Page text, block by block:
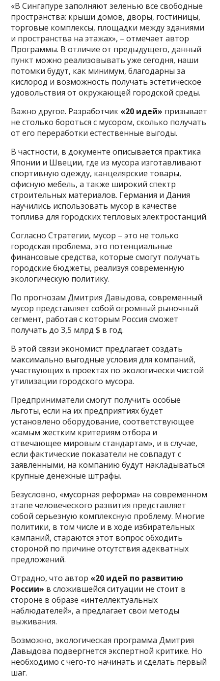
«В Сингапуре заполняют зеленью все свободные
пространства: крыши домов, дворы, гостиницы,
торговые комплексы, площадки между зданиями
и пространства на этажах», – отмечает автор
Программы. В отличие от предыдущего, данный
пункт можно реализовывать уже сегодня, наши
потомки будут, как минимум, благодарны за
кислород и возможность получать эстетическое
удовольствия от окружающей городской среды.
Важно другое. Разработчик «20 идей» призывает
не столько бороться с мусором, сколько получать
от его переработки естественные выгоды.
В частности, в документе описывается практика
Японии и Швеции, где из мусора изготавливают
спортивную одежду, канцелярские товары,
офисную мебель, а также широкий спектр
строительных материалов. Германия и Дания
научились использовать мусор в качестве
топлива для городских тепловых электростанций.
Согласно Стратегии, мусор – это не только
городская проблема, это потенциальные
финансовые средства, которые смогут получать
городские бюджеты, реализуя современную
экологическую политику.
По прогнозам Дмитрия Давыдова, современный
мусор представляет собой огромный рыночный
сегмент, работая с которым Россия сможет
получать до 3,5 млрд $ в год.
В этой связи экономист предлагает создать
максимально выгодные условия для компаний,
участвующих в проектах по экологически чистой
утилизации городского мусора.
Предприниматели смогут получить особые
льготы, если на их предприятиях будет
установлено оборудование, соответствующее
«самым жестким критериям отбора и
отвечающее мировым стандартам», и в случае,
если фактические показатели не совпадут с
заявленными, на компанию будут накладываться
крупные денежные штрафы.
Безусловно, «мусорная реформа» на современном
этапе человеческого развития представляет
собой серьезную комплексную проблему. Многие
политики, в том числе и в ходе избирательных
кампаний, стараются этот вопрос обходить
стороной по причине отсутствия адекватных
предложений.
Отрадно, что автор «20 идей по развитию
России» в сложившейся ситуации не стоит в
стороне в образе «интеллектуальных
наблюдателей», а предлагает свои методы
выживания.
Возможно, экологическая программа Дмитрия
Давыдова подвергнется экспертной критике. Но
необходимо с чего-то начинать и сделать первый
шаг.